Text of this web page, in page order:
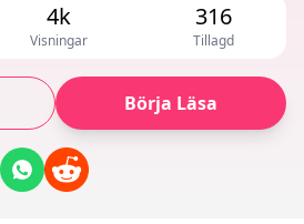
4k
Visningar
316
Tillagd
Börja Läsa